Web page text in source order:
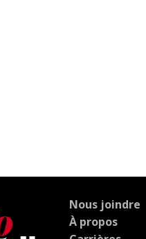
Nous joindre
À propos